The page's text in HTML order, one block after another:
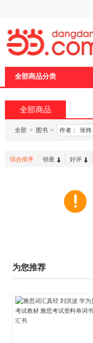
全部商品分类
全部商品
全部 > 图书 > 作者： 张炜
综合排序 销量 好评
为您推荐
页
加